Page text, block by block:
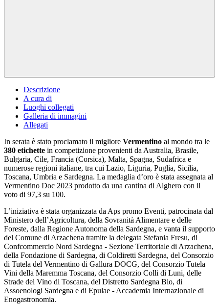
Descrizione
A cura di
Luoghi collegati
Galleria di immagini
Allegati
In serata è stato proclamato il migliore Vermentino al mondo tra le
380 etichette in competizione provenienti da Australia, Brasile,
Bulgaria, Cile, Francia (Corsica), Malta, Spagna, Sudafrica e
numerose regioni italiane, tra cui Lazio, Liguria, Puglia, Sicilia,
Toscana, Umbria e Sardegna. La medaglia d’oro è stata assegnata al
Vermentino Doc 2023 prodotto da una cantina di Alghero con il
voto di 97,3 su 100.
L’iniziativa è stata organizzata da Aps promo Eventi, patrocinata dal
Ministero dell’Agricoltura, della Sovranità Alimentare e delle
Foreste, dalla Regione Autonoma della Sardegna, e vanta il supporto
del Comune di Arzachena tramite la delegata Stefania Fresu, di
Confcommercio Nord Sardegna - Sezione Territoriale di Arzachena,
della Fondazione di Sardegna, di Coldiretti Sardegna, del Consorzio
di Tutela del Vermentino di Gallura DOCG, del Consorzio Tutela
Vini della Maremma Toscana, del Consorzio Colli di Luni, delle
Strade del Vino di Toscana, del Distretto Sardegna Bio, di
Assoenologi Sardegna e di Epulae - Accademia Internazionale di
Enogastronomia.